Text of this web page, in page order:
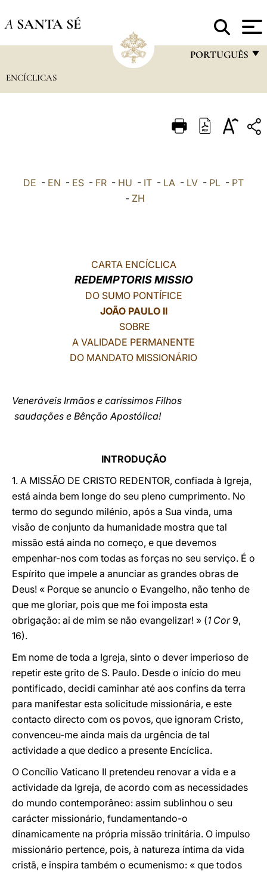
A SANTA SÉ
PORTUGUÊS
ITALIANO
LATINE
ENCÍCLICAS
DE - EN - ES - FR - HU - IT - LA - LV - PL - PT
- ZH
CARTA ENCÍCLICA
REDEMPTORIS MISSIO
DO SUMO PONTÍFICE
JOÃO PAULO II
SOBRE
A VALIDADE PERMANENTE
DO MANDATO MISSIONÁRIO
Veneráveis Irmãos e caríssimos Filhos
saudações e Bênção Apostólica!
INTRODUÇÃO
1. A MISSÃO DE CRISTO REDENTOR, confiada à Igreja,
está ainda bem longe do seu pleno cumprimento. No
termo do segundo milénio, após a Sua vinda, uma
visão de conjunto da humanidade mostra que tal
missão está ainda no começo, e que devemos
empenhar-nos com todas as forças no seu serviço. É o
Espírito que impele a anunciar as grandes obras de
Deus! « Porque se anuncio o Evangelho, não tenho de
que me gloriar, pois que me foi imposta esta
obrigação: ai de mim se não evangelizar! » (1 Cor9,
16).
Em nome de toda a Igreja, sinto o dever imperioso de
repetir este grito de S. Paulo. Desde o início do meu
pontificado, decidi caminhar até aos confins da terra
para manifestar esta solicitude missionária, e este
contacto directo com os povos, que ignoram Cristo,
convenceu-me ainda mais da urgência de tal
actividade a que dedico a presente Encíclica.
O Concílio Vaticano II pretendeu renovar a vida e a
actividade da Igreja, de acordo com as necessidades
do mundo contemporâneo: assim sublinhou o seu
carácter missionário, fundamentando-o
dinamicamente na própria missão trinitária. O impulso
missionário pertence, pois, à natureza íntima da vida
cristã, e inspira também o ecumenismo: « que todos